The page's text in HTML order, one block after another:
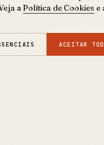
a Política de Cookies e
ACEITAR